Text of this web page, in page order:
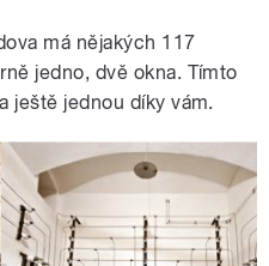
má nějakých 117
jedno, dvě okna. Tímto
ještě jednou díky vám.